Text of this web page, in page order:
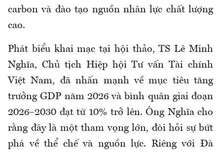
carbon và đào tạo nguồn nhân lực chất lượng
cao.
Phát biểu khai mạc tại hội thảo, TS Lê Minh
Nghĩa, Chủ tịch Hiệp hội Tư vấn Tài chính
Việt Nam, đã nhấn mạnh về mục tiêu tăng
trưởng GDP năm 2026 và bình quân giai đoạn
2026–2030 đạt từ 10% trở lên. Ông Nghĩa cho
rằng đây là một tham vọng lớn, đòi hỏi sự bứt
phá về thể chế và nguồn lực. Riêng với Đà